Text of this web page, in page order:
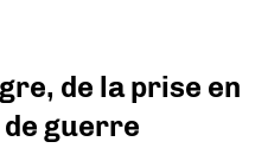
de la prise en
guerre